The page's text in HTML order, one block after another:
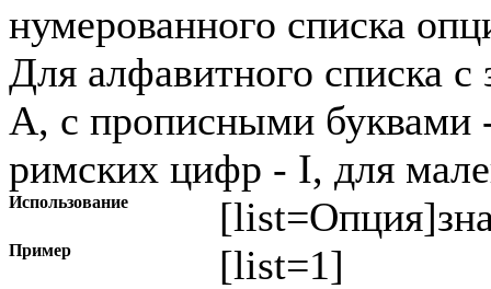
нумерованного списка
Для алфавитного списка
A, с прописными буквами
римских цифр - I, для
Использование [list=Опция]
Пример
[list=1]